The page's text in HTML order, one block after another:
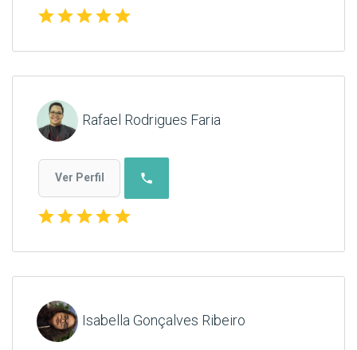
starstarstarstarstar
Rafael Rodrigues Faria
Ver Perfil phone
starstarstarstarstar
Isabella Gonçalves Ribeiro